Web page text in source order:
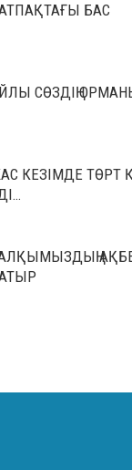
БАС
СӨЗДІҢ
КЕЗІМДЕ ТӨРТ